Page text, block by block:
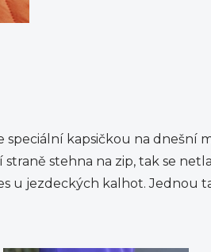
speciální kapsičkou na dnešní
stehna na zip, tak se
u jezdeckých kalhot. Jednou